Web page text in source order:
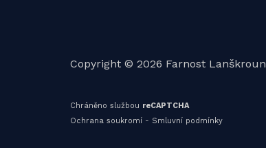
Copyright © 2026 Farnost Lanškroun
Chráněno službou reCAPTCHA
Ochrana soukromí - Smluvní podmínky